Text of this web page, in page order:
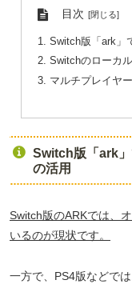
目次
Switch版「ark」
Switchのローカ
マルチプレイヤ
Switch版「ark
の活用
Switch版のARKでは、
いるのが現状です。
一方で、PS4版などで